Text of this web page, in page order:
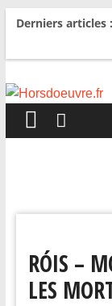
Derniers articles :
RÓIS –
LES